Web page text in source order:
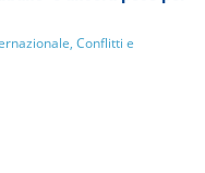
Conflitti e